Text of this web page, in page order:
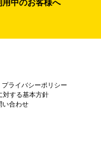
用中のお客様へ
プライバシーポリシー
対する基本方針
い合わせ